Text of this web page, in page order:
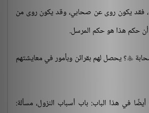
فقد يكون روى عن صحابي، وقد يكون روى من
أن حكم هذا هو حكم المرسل.
؟ يحصل لهم بقرائن وبأمور في معايشتهم
في هذا الباب: باب أسباب النزول، مسألة: